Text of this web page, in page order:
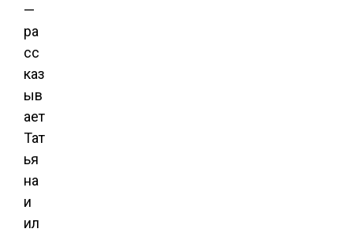
—
ра
сс
каз
ыв
ает
Тат
ья
на
и
ил